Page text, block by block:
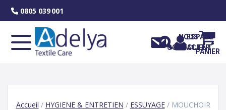
0805 039 001
NOUS
CONTACTER
ESPACE
CLIENT
PANIER
Accueil / HYGIENE & ENTRETIEN / ESSUYAGE/ MOUCHOIR